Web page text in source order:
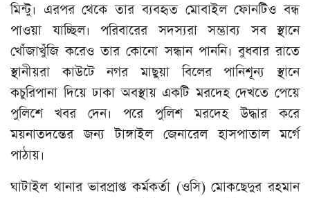
মিন্টু। এরপর থেকে তার ব্যবহৃত মোবাইল ফোনটিও বন্ধ
পাওয়া যাচ্ছিল। পরিবারের সদস্যরা সম্ভাব্য সব স্থানে
খোঁজাখুঁজি করেও তার কোনো সন্ধান পাননি। বুধবার রাতে
স্থানীয়রা কাউটে নগর মাছুয়া বিলের পানিশূন্য স্থানে
কচুরিপানা দিয়ে ঢাকা অবস্থায় একটি মরদেহ দেখতে পেয়ে
পুলিশে খবর দেন। পরে পুলিশ মরদেহ উদ্ধার করে
ময়নাতদন্তের জন্য টাঙ্গাইল জেনারেল হাসপাতাল মর্গে
পাঠায়।
ঘাটাইল থানার ভারপ্রাপ্ত কর্মকর্তা (ওসি) মোকছেদুর রহমান